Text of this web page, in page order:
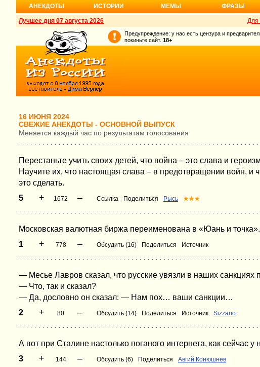
АНЕКДОТЫ ИСТОРИИ МЕМЫ ФРАЗЫ
Лучшее дня 07 августа 2026 Для
Предупреждение: у нас есть цензура и
покиньте сайт. 18+
16 ИЮНЯ 2024
СВЕЖИЕ АНЕКДОТЫ - ОСНОВНОЙ ВЫПУСК
Меняется каждый час по результатам голосования
Перестаньте учить своих детей, что война – это слава и
Научите их, что настоящая слава – в предотвращении войн, и
это сделать.
5
+ 1672 – Ссылка Поделиться Рысь ★★★
Московская валютная биржа переименована в «Юань и точка».
1
+ 778 – Обсудить (16) Поделиться Источник
— Месье Лавров сказал, что русские увязли в наших санкциях
— Что, так и сказал?
— Да, дословно он сказал: — Нам пох… ваши санкции…
2
+ 80 – Обсудить (14) Поделиться Источник Sizzano
А вот при Сталине настолько поганого интернета, как сейчас
3
+ 144 – Обсудить (6) Поделиться Авгий Конюшнев